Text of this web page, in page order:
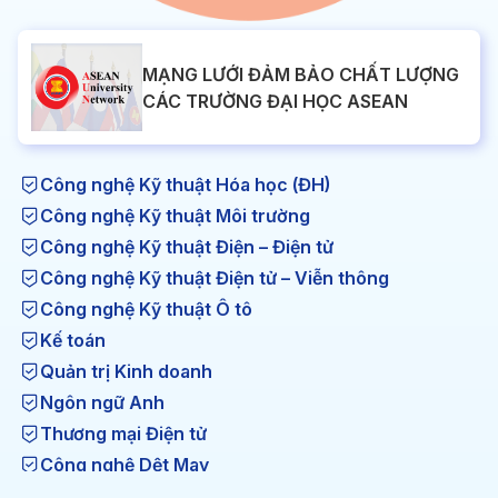
MẠNG LƯỚI ĐẢM BẢO CHẤT LƯỢNG
CÁC TRƯỜNG ĐẠI HỌC ASEAN
Công nghệ Kỹ thuật Hóa học (ĐH)
Công nghệ Kỹ thuật Môi trường
Công nghệ Kỹ thuật Điện – Điện tử
Công nghệ Kỹ thuật Điện tử – Viễn thông
Công nghệ Kỹ thuật Ô tô
Kế toán
Quản trị Kinh doanh
Ngôn ngữ Anh
Thương mại Điện tử
Công nghệ Dệt May